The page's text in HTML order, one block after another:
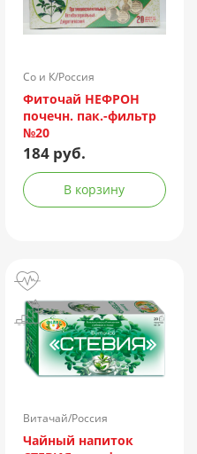
Со и К/Россия
Фиточай НЕФРОН
почечн. пак.-фильтр
№20
184 руб.
В корзину
Витачай/Россия
Чайный напиток